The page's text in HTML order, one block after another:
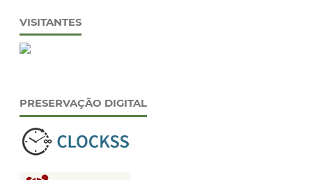
VISITANTES
PRESERVAÇÃO DIGITAL